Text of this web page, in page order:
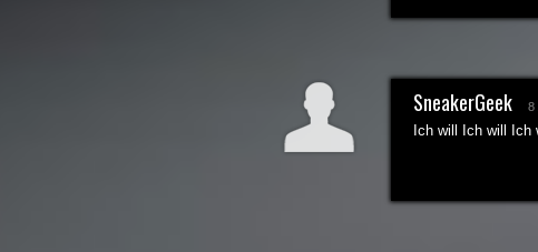
SneakerGeek
Ich will Ich will